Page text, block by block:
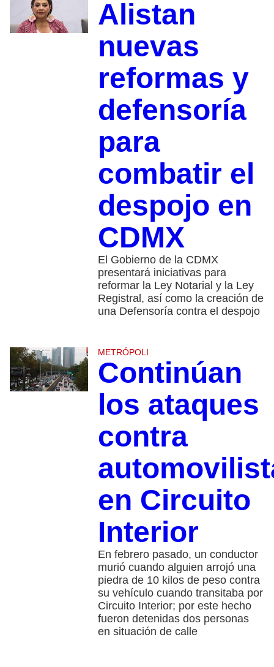
Alistan
nuevas
reformas y
defensoría
para
combatir el
despojo en
CDMX
El Gobierno de la CDMX
presentará iniciativas para
reformar la Ley Notarial y la Ley
Registral, así como la creación de
una Defensoría contra el despojo
METRÓPOLI
Continúan
los ataques
contra
en Circuito
Interior
En febrero pasado, un conductor
murió cuando alguien arrojó una
piedra de 10 kilos de peso contra
su vehículo cuando transitaba por
Circuito Interior; por este hecho
fueron detenidas dos personas
en situación de calle